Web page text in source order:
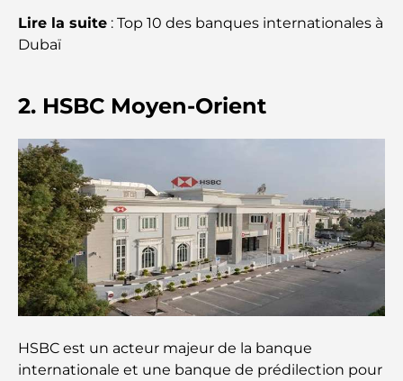
Découverte des restaurants de Jumeirah Golf
Estates : un guide culinaire
Global Competition
Cafés à Palm Jumeirah : Guide des meilleurs cafés
et lieux de vie de l’île
Les meilleurs petits-déjeuners de Dubaï : Ma
sélection pour 2026
Comment obtenir un prêt immobilier à Dubaï : le
guide ultime
Plan directeur de Tilal Al Ghaf : une nouvelle
norme pour la vie intégrée à Dubaï
Lire la suite : Top 10 des banques internationales à
Dubaï
2. HSBC Moyen-Orient
HSBC est un acteur majeur de la banque
internationale et une banque de prédilection pour